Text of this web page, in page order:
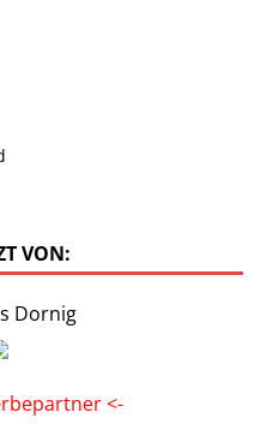
VON:
Dornig
<-